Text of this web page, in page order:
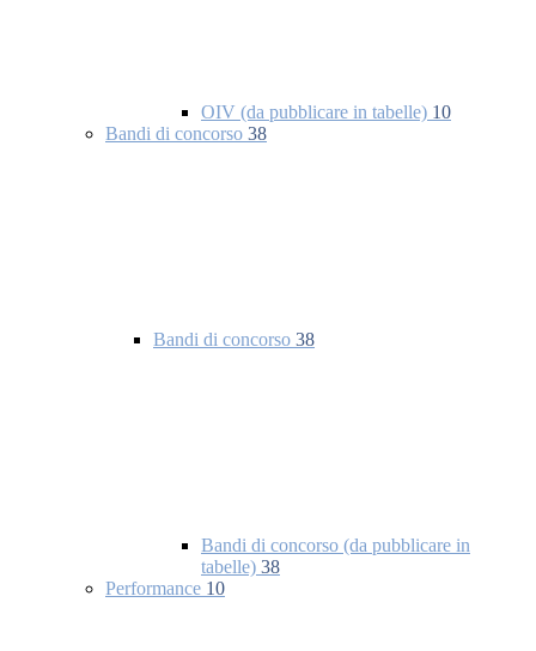
OIV (da pubblicare in tabelle) 10
Bandi di concorso 38
Bandi di concorso 38
Bandi di concorso (da pubblicare in
tabelle) 38
Performance 10